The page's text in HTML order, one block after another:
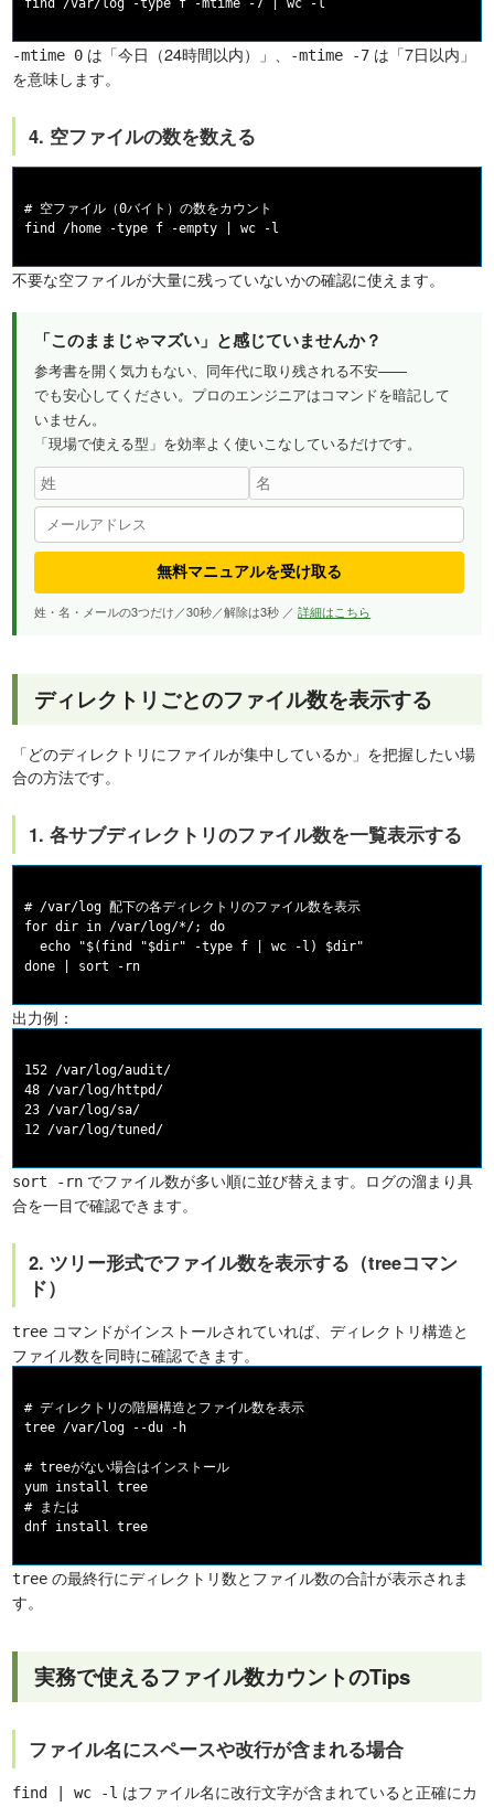
-mtime 0 は「今日（24時間以内）」、 -mtime -7 は「7日以内」
を意味します。
4. 空ファイルの数を数える
# 空ファイル（0バイト）の数をカウント
不要な空ファイルが大量に残っていないかの確認に使えます。
「このままじゃマズい」と感じていませんか？
参考書を開く気力もない、同年代に取り残される不安——
でも安心してください。プロのエンジニアはコマンドを暗記して
いません。
「現場で使える型」を効率よく使いこなしているだけです。
無料マニュアルを受け取る
姓・名・メールの3つだけ／30秒／解除は3秒 ／詳細はこちら
ディレクトリごとのファイル数を表示する
「どのディレクトリにファイルが集中しているか」を把握したい場
合の方法です。
1. 各サブディレクトリのファイル数を一覧表示する
# /var/log 配下の各ディレクトリのファイル数を表示
for dir in /var/log/*/; do
  echo "$(find "$dir" -type f | wc -l) $dir"
出力例：
152 /var/log/audit/
48 /var/log/httpd/
23 /var/log/sa/
sort -rn でファイル数が多い順に並び替えます。ログの溜まり具
合を一目で確認できます。
2. ツリー形式でファイル数を表示する（treeコマン
ド）
tree コマンドがインストールされていれば、ディレクトリ構造と
ファイル数を同時に確認できます。
# ディレクトリの階層構造とファイル数を表示
tree /var/log --du -h
# treeがない場合はインストール
yum install tree
# または
tree の最終行にディレクトリ数とファイル数の合計が表示されま
す。
実務で使えるファイル数カウントのTips
ファイル名にスペースや改行が含まれる場合
find | wc -l はファイル名に改行文字が含まれていると正確にカ